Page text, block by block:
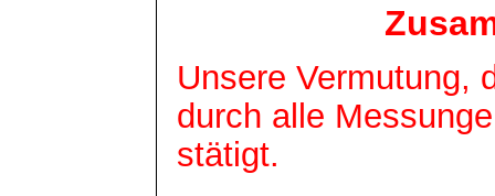
Unsere Vermutung,
durch alle
stätigt.